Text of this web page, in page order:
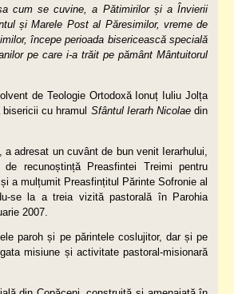
cum se cuvine, a Pătimirilor și a Învierii
și Marele Post al Păresimilor, vreme de
începe perioada bisericească specială
pe care i-a trăit pe pământ Mântuitorul
de Teologie Ortodoxă Ionuț Iuliu Jolța
cu hramul Sfântul Ierarh Nicolae din
adresat un cuvânt de bun venit Ierarhului,
recunoștință Preasfintei Treimi pentru
a mulțumit Preasfințitul Părinte Sofronie al
se la a treia vizită pastorală în Parohia
2007.
paroh și pe părintele coslujitor, dar și pe
misiune și activitate pastoral-misionară